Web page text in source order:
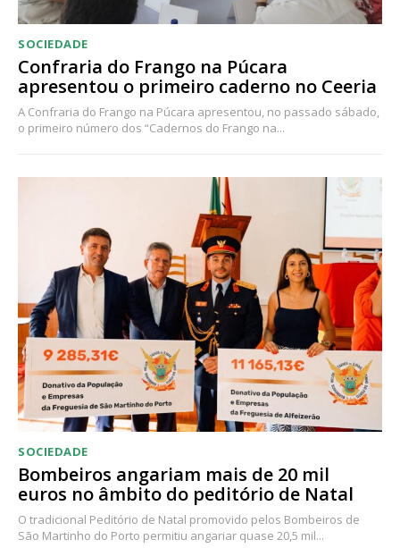
SOCIEDADE
Confraria do Frango na Púcara
apresentou o primeiro caderno no Ceeria
A Confraria do Frango na Púcara apresentou, no passado sábado,
o primeiro número dos “Cadernos do Frango na...
SOCIEDADE
Bombeiros angariam mais de 20 mil
euros no âmbito do peditório de Natal
O tradicional Peditório de Natal promovido pelos Bombeiros de
São Martinho do Porto permitiu angariar quase 20,5 mil...